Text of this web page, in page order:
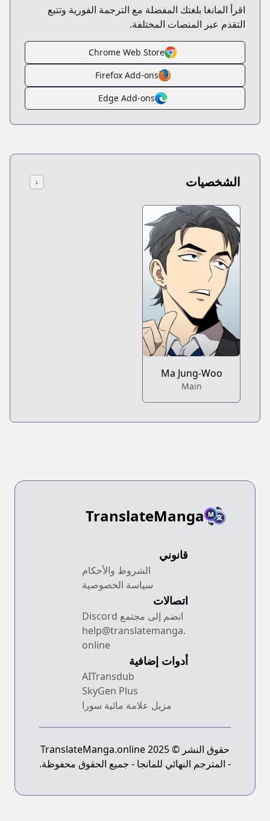
اقرأ المانغا بلغتك المفضلة مع الترجمة الفورية وتتبع
التقدم عبر المنصات المختلفة.
Chrome Web Store
Firefox Add-ons
Edge Add-ons
الشخصيات ↓
Ma Jung-Woo
Main
TranslateManga
قانوني
الشروط والأحكام
سياسة الخصوصية
اتصالات
انضم إلى مجتمع Discord
help@translatemanga.
online
أدوات إضافية
AITransdub
SkyGen Plus
مزيل علامة مائية سورا
حقوق النشر © 2025 TranslateManga.online
- المترجم النهائي للمانجا - جميع الحقوق محفوظة.